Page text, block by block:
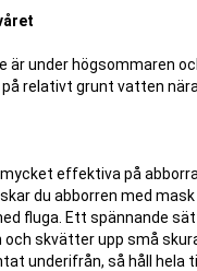
är under högsommaren
på relativt grunt vatten
mycket effektiva på
du abborren med
fluga. Ett spännande
skvätter upp små
underifrån, så håll hela